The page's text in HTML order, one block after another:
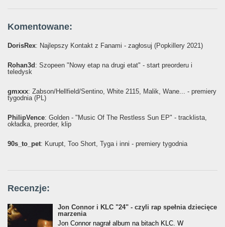
Komentowane:
DorisRex: Najlepszy Kontakt z Fanami - zagłosuj (Popkillery 2021)
Rohan3d : Szopeen "Nowy etap na drugi etat" - start preorderu i
teledysk
gmxxx: Żabson/Hellfield/Sentino, White 2115, Malik, Wane... - premiery
tygodnia (PL)
PhilipVence: Golden - "Music Of The Restless Sun EP" - tracklista,
okładka, preorder, klip
90s_to_pet: Kurupt, Too Short, Tyga i inni - premiery tygodnia
Recenzje:
Jon Connor i KLC "24" - czyli rap spełnia dziecięce
marzenia
Jon Connor nagrał album na bitach KLC. W